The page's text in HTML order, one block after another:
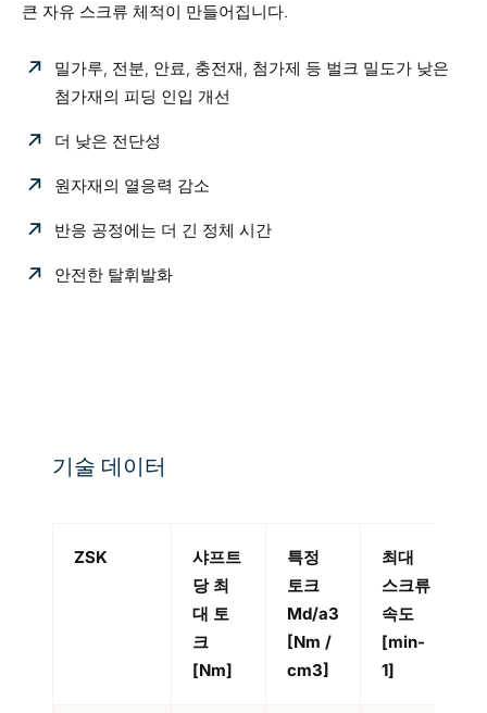
큰 자유 스크류 체적이 만들어집니다.
밀가루, 전분, 안료, 충전재, 첨가제 등 벌크 밀도가 낮은
첨가재의 피딩 인입 개선
더 낮은 전단성
원자재의 열응력 감소
반응 공정에는 더 긴 정체 시간
안전한 탈휘발화
기술 데이터
ZSK
샤프트
당 최
대 토
크
[Nm]
특정
토크
Md/a3
[Nm /
cm3]
최대
스크류
속도
[min-
1]